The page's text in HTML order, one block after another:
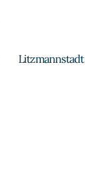
Litzmannstadt